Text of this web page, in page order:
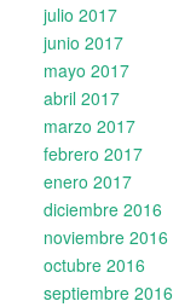
julio 2017
junio 2017
mayo 2017
abril 2017
marzo 2017
febrero 2017
enero 2017
diciembre 2016
noviembre 2016
octubre 2016
septiembre 2016